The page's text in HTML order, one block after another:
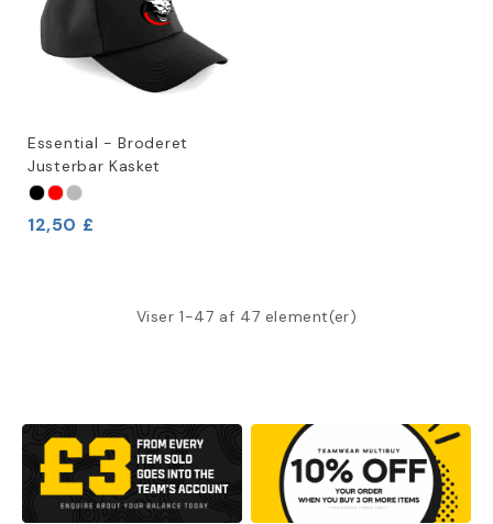
Essential - Broderet
Justerbar Kasket
12,50 £
Viser 1-47 af 47 element(er)